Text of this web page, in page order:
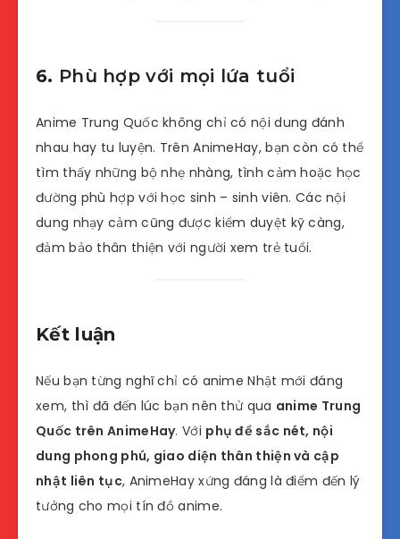
6. Phù hợp với mọi lứa tuổi
Anime Trung Quốc không chỉ có nội dung đánh
nhau hay tu luyện. Trên AnimeHay, bạn còn có thể
tìm thấy những bộ nhẹ nhàng, tình cảm hoặc học
đường phù hợp với học sinh – sinh viên. Các nội
dung nhạy cảm cũng được kiểm duyệt kỹ càng,
đảm bảo thân thiện với người xem trẻ tuổi.
Kết luận
Nếu bạn từng nghĩ chỉ có anime Nhật mới đáng
xem, thì đã đến lúc bạn nên thử qua anime Trung
Quốc trên AnimeHay. Với phụ đề sắc nét, nội
dung phong phú, giao diện thân thiện và cập
nhật liên tục, AnimeHay xứng đáng là điểm đến lý
tưởng cho mọi tín đồ anime.